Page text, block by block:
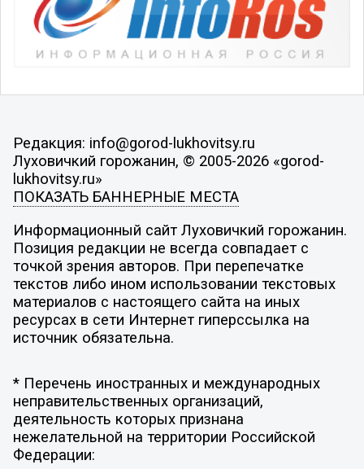
Редакция: info@gorod-lukhovitsy.ru
Луховичкий горожанин, © 2005-2026 «gorod-
lukhovitsy.ru»
ПОКАЗАТЬ БАННЕРНЫЕ МЕСТА
Информационный сайт Луховичкий горожанин.
Позиция редакции не всегда совпадает с
точкой зрения авторов. При перепечатке
текстов либо ином использовании текстовых
материалов с настоящего сайта на иных
ресурсах в сети Интернет гиперссылка на
источник обязательна.
* Перечень иностранных и международных
неправительственных организаций,
деятельность которых признана
нежелательной на территории Российской
Федерации: